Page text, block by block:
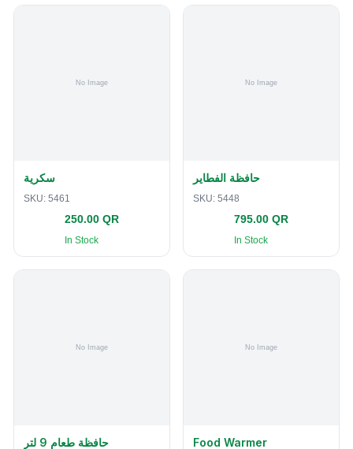
سكرية
SKU: 5461
250.00 QR
In Stock
حافظة الفطاير
SKU: 5448
795.00 QR
In Stock
حافظة طعام 9 لتر Food Warmer